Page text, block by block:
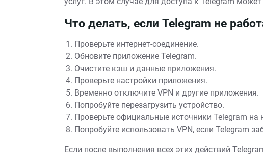
Что делать, если Telegram не
Проверьте интернет-соединение.
Обновите приложение Telegram.
Очистите кэш и данные приложения.
Проверьте настройки приложения.
Временно отключите VPN и другие приложения.
Попробуйте перезагрузить устройство.
Проверьте официальные источники Telegram
Попробуйте использовать VPN, если Telegram
Если после выполнения всех этих действий